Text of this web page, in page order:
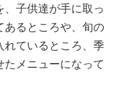
子供達が手に取っ
あるところや、旬の
れているところ、季
メニューになって